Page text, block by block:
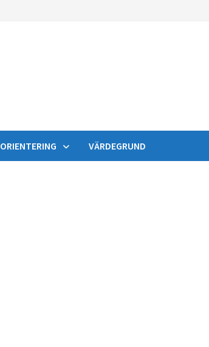
ORIENTERING VÄRDEGRUND